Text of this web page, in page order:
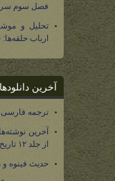
فصل سوم
تحلیل و
ارباب
آخرین دانلودها
ترجمه فارسی ۴۰ صفحه از کتاب «سقوط نومه‌نور»
آخرین
از جلد ۱۲ تاریخ سرزمین میانه
حدیث فینوه و